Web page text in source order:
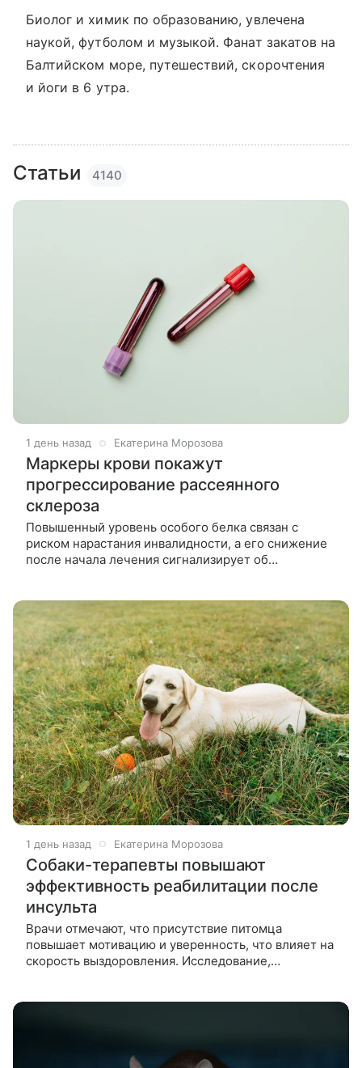
Биолог и химик по образованию, увлечена
наукой, футболом и музыкой. Фанат закатов на
Балтийском море, путешествий, скорочтения
и йоги в 6 утра.
Статьи 4140
1 день назад Екатерина Морозова
Маркеры крови покажут
прогрессирование рассеянного
склероза
Повышенный уровень особого белка связан с
риском нарастания инвалидности, а его снижение
после начала лечения сигнализирует об
1 день назад Екатерина Морозова
Собаки-терапевты повышают
эффективность реабилитации после
инсульта
Врачи отмечают, что присутствие питомца
повышает мотивацию и уверенность, что влияет на
скорость выздоровления. Исследование,